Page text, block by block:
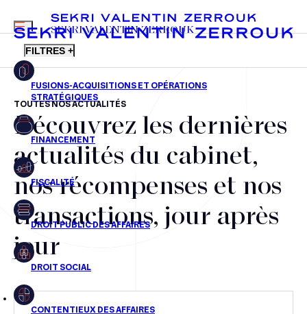
FR EN
MENU
SEKRI VALENTIN ZERROUK
FILTRES +
Fusions-acquisitions et opérations stratégiques
Financement
Fiscalité
Droit public des affaires
Droit social
Droit immobilier
TOUTES NOS ACTUALITÉS
Découvrez les dernières
actualités du cabinet,
nos récompenses et nos
transactions, jour après
jour